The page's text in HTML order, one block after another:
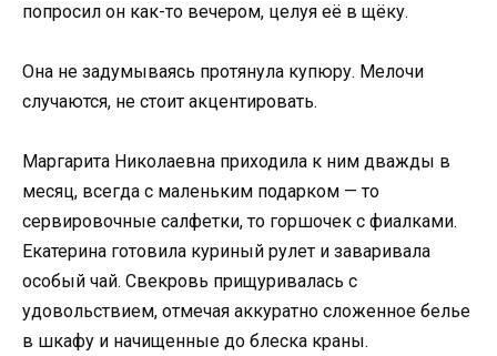
попросил он как-то вечером, целуя её в щёку.
Она не задумываясь протянула купюру. Мелочи
случаются, не стоит акцентировать.
Маргарита Николаевна приходила к ним дважды в
месяц, всегда с маленьким подарком — то
сервировочные салфетки, то горшочек с фиалками.
Екатерина готовила куриный рулет и заваривала
особый чай. Свекровь прищуривалась с
удовольствием, отмечая аккуратно сложенное белье
в шкафу и начищенные до блеска краны.